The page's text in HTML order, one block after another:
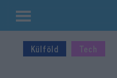
Kilépés
tartalomba
Külföld Tech